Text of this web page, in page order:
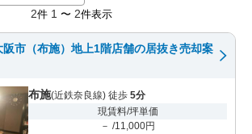
2件 1 〜 2件表示
阪市（布施）地上1階店舗の居抜き売却案
布施(近鉄奈良線) 徒歩 5分
現賃料/坪単価
－ /11,000円